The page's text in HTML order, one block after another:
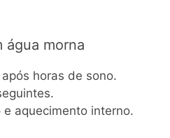
água morna
horas de sono.
aquecimento interno.